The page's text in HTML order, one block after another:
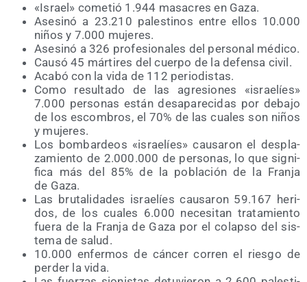
«Israel» come­tió 1.944 masa­cres en Gaza.
Ase­si­nó a 23.210 pales­ti­nos entre ellos 10.000
niños y 7.000 mujeres.
Ase­si­nó a 326 pro­fe­sio­na­les del per­so­nal médico.
Cau­só 45 már­ti­res del cuer­po de la defen­sa civil.
Aca­bó con la vida de 112 periodistas.
Como resul­ta­do de las agre­sio­nes «israe­líes»
7.000 per­so­nas están des­apa­re­ci­das por deba­jo
de los escom­bros, el 70% de las cua­les son niños
y mujeres.
Los bom­bar­deos «israe­líes» cau­sa­ron el des­pla­
za­mien­to de 2.000.000 de per­so­nas, lo que sig­ni­
fi­ca más del 85% de la pobla­ción de la Fran­ja
de Gaza.
Las bru­ta­li­da­des israe­líes cau­sa­ron 59.167 heri­
dos, de los cua­les 6.000 nece­si­tan tra­ta­mien­to
fue­ra de la Fran­ja de Gaza por el colap­so del sis­
te­ma de salud.
10.000 enfer­mos de cán­cer corren el ries­go de
per­der la vida.